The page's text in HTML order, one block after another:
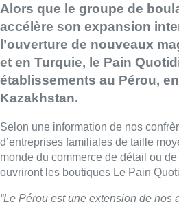
Alors que le groupe de
accélère son expansion
l’ouverture de nouveaux
et en Turquie, le Pain
établissements au Pérou,
Kazakhstan.
Selon une information de nos
d’entreprises familiales de taille
monde du commerce de détail ou
ouvriront les boutiques Le Pain
“Le Pérou est une extension de nos